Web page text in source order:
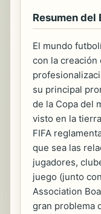
Resumen del
El mundo
con la creación
su principal
de la Copa del
visto en la
FIFA
que sea las
jugadores,
juego (junto
Association
gran problema